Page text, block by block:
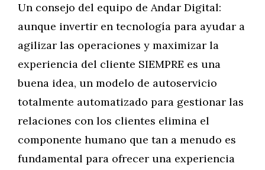
Un consejo del equipo de Andar Digital:
aunque invertir en tecnología para ayudar a
agilizar las operaciones y maximizar la
experiencia del cliente SIEMPRE es una
buena idea, un modelo de autoservicio
totalmente automatizado para gestionar las
relaciones con los clientes elimina el
componente humano que tan a menudo es
fundamental para ofrecer una experiencia